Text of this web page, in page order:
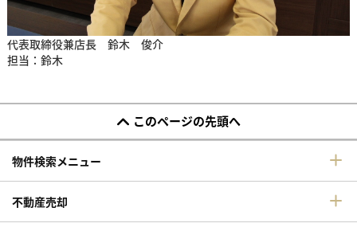
代表取締役兼店長 鈴木 俊介
担当：鈴木
このページの先頭へ
物件検索メニュー
不動産売却